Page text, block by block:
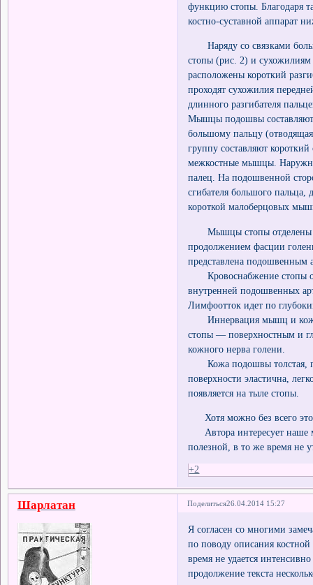
функцию стопы. Благодаря
костно-суставной аппарат
Наряду со связками
стопы (рис. 2) и
расположены короткий
проходят сухожилия
длинного разгибателя
Мышцы подошвы
большому пальцу
группу составляют
межкостные мышцы.
палец. На подошвенной
сгибателя большого
короткой малоберцовых
Мышцы стопы отделены
продолжением фасции
представлена подошвенным
Кровоснабжение стопы
внутренней подошвенных
Лимфоотток идет по
Иннервация мышц и кожи
стопы — поверхностным и
кожного нерва голени.
Кожа подошвы толстая,
поверхности эластична,
появляется на тыле стопы.
Хотя можно без всего
Автора интересует наше
полезной, в то же время не
+2
Поделиться26.04.2014 15:27
Шарлатан
Я согласен со многими
по поводу описания
время не удается
продолжение текста